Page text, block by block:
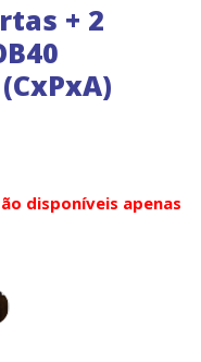
+ 2
disponíveis apenas